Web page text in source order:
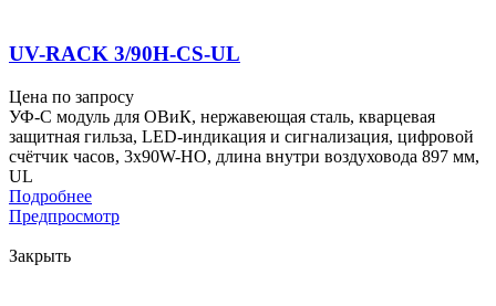
UV-RACK 3/90H-CS-UL
Цена по запросу
УФ-С модуль для ОВиК, нержавеющая сталь, кварцевая
защитная гильза, LED-индикация и сигнализация, цифровой
счётчик часов, 3x90W-HO, длина внутри воздуховода 897 мм,
UL
Подробнее
Предпросмотр
Закрыть